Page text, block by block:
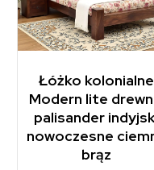
Łóżko kolonialne
Modern lite
palisander
nowoczesne
brąz